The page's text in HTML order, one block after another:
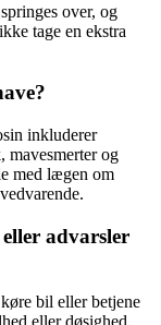
over, og
tage en ekstra
inkluderer
og
med lægen om
advarsler
bil eller betjene